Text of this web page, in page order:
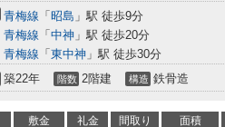
青梅線 「 昭島 」駅 徒歩9分
青梅線 「 中神 」駅 徒歩20分
青梅線 「 東中神 」駅 徒歩30分
築22年 階数 2階建 構造 鉄骨造
敷金 礼金 間取り 面積